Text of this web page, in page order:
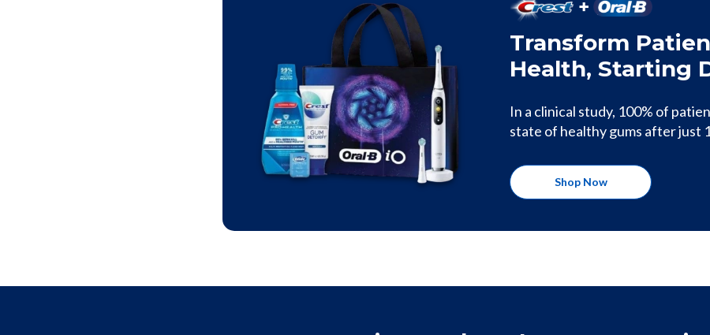
Transform
Health, Starting
In a clinical study, 100% of
state of healthy gums after just
Shop Now